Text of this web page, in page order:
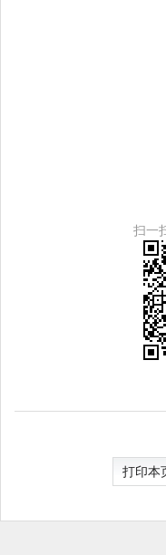
扫一
打印本